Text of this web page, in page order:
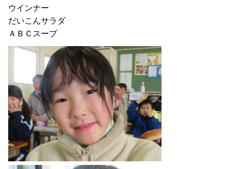
ウインナー
だいこんサラダ
ＡＢＣスープ